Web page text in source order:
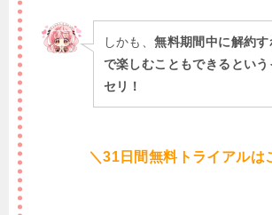
しかも、無料期間中に解約
で楽しむこともできるという
セリ！
＼31日間無料トライアルは